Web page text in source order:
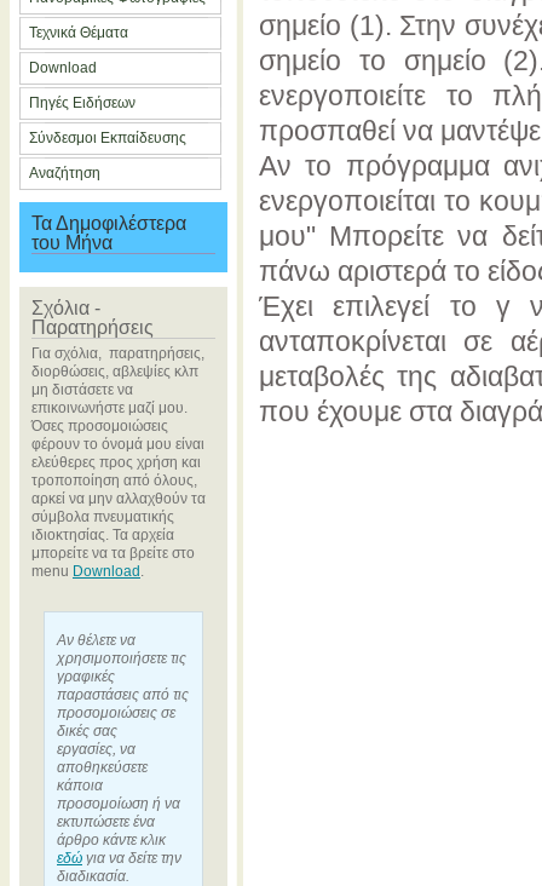
Τεχνικά Θέματα
Download
Πηγές Ειδήσεων
Σύνδεσμοι Εκπαίδευσης
Αναζήτηση
Τα Δημοφιλέστερα
του Μήνα
Σχόλια -
Παρατηρήσεις
Για σχόλια, παρατηρήσεις,
διορθώσεις, αβλεψίες κλπ
μη διστάσετε να
επικοινωνήστε μαζί μου.
Όσες προσομοιώσεις
φέρουν το όνομά μου είναι
ελεύθερες προς χρήση και
τροποποίηση από όλους,
αρκεί να μην αλλαχθούν τα
σύμβολα πνευματικής
ιδιοκτησίας. Τα αρχεία
μπορείτε να τα βρείτε στο
menu Download .
Αν θέλετε να
χρησιμοποιήσετε τις
γραφικές
παραστάσεις από τις
προσομοιώσεις σε
δικές σας
εργασίες, να
αποθηκεύσετε
κάποια
προσομοίωση ή να
εκτυπώσετε ένα
άρθρο κάντε κλικ
εδώ για να δείτε την
διαδικασία.
σημείο (1). Στην
σημείο το σημείο
ενεργοποιείτε το
προσπαθεί να
Αν το πρόγραμμα
ενεργοποιείται το
μου" Μπορείτε να
πάνω αριστερά το
Έχει επιλεγεί το γ
ανταποκρίνεται σε
μεταβολές της
που έχουμε στα